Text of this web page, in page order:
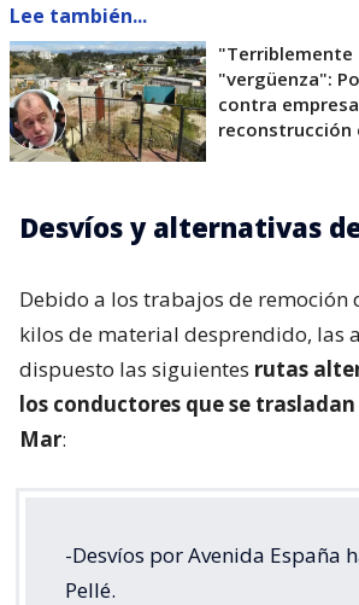
Lee también...
"Terriblemente
"vergüenza":
contra
reconstrucción
Desvíos y alternativas
Debido a los trabajos de remoción
kilos de material desprendido, las
dispuesto las siguientes rutas
los conductores que se
Mar:
-Desvíos por Avenida España
Pellé.